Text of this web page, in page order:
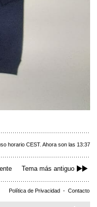
horario CEST. Ahora son las 13:37
Tema más antiguo
Política de Privacidad - Contacto